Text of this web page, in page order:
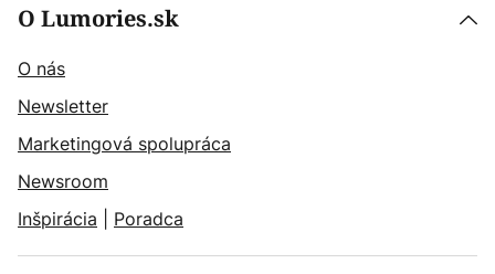
O Lumories.sk
O nás
Newsletter
Marketingová spolupráca
Newsroom
Inšpirácia
Poradca